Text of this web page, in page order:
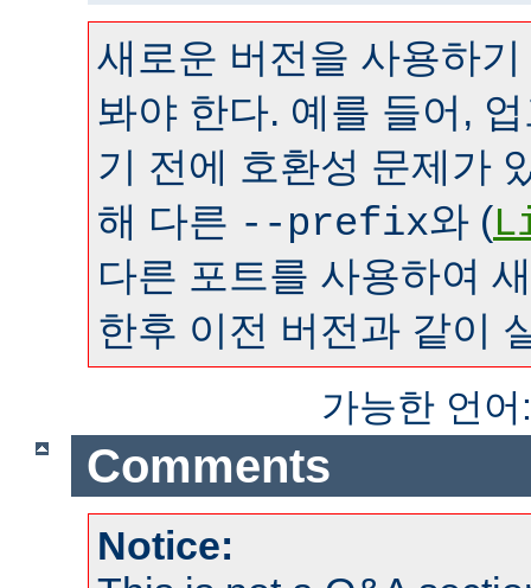
새로운 버전을 사용하
봐야 한다. 예를 들어,
기 전에 호환성 문제가
해 다른 --prefix와 (
다른 포트를 사용하여
한후 이전 버전과 같이
가능한 언
Comments
Notice: